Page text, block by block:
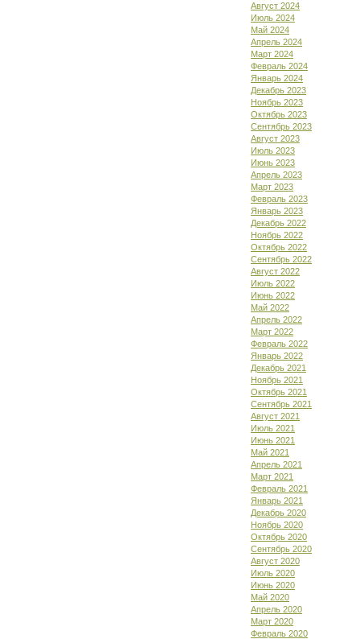
Август 2024
Июль 2024
Май 2024
Апрель 2024
Март 2024
Февраль 2024
Январь 2024
Декабрь 2023
Ноябрь 2023
Октябрь 2023
Сентябрь 2023
Август 2023
Июль 2023
Июнь 2023
Апрель 2023
Март 2023
Февраль 2023
Январь 2023
Декабрь 2022
Ноябрь 2022
Октябрь 2022
Сентябрь 2022
Август 2022
Июль 2022
Июнь 2022
Май 2022
Апрель 2022
Март 2022
Февраль 2022
Январь 2022
Декабрь 2021
Ноябрь 2021
Октябрь 2021
Сентябрь 2021
Август 2021
Июль 2021
Июнь 2021
Май 2021
Апрель 2021
Март 2021
Февраль 2021
Январь 2021
Декабрь 2020
Ноябрь 2020
Октябрь 2020
Сентябрь 2020
Август 2020
Июль 2020
Июнь 2020
Май 2020
Апрель 2020
Март 2020
Февраль 2020